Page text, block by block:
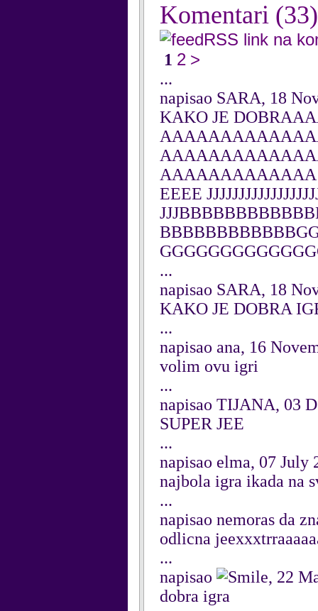
Komentari (33)
RSS link na
1 2 >
...
napisao SARA, 18
KAKO JE
AAAAAAAAAAAAA
EEEE
...
napisao SARA, 18
KAKO JE DOBRA
...
napisao ana, 16
volim ovu igri
...
napisao TIJANA, 03
SUPER JEE
...
napisao elma, 07 July
najbola igra ikada na
...
napisao nemoras da
odlicna
...
napisao
, 22
dobra igra